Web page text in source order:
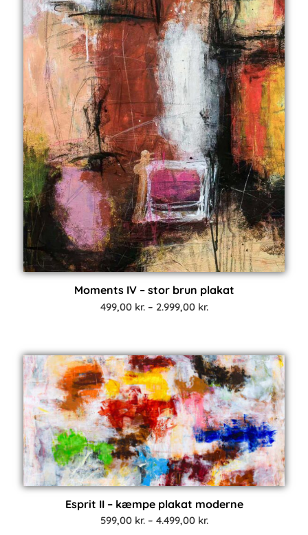
Moments IV – stor brun plakat
499,00 kr. – 2.999,00 kr.Prisinterval:
Esprit II – kæmpe plakat moderne
599,00 kr. – 4.499,00 kr.Prisinterval: